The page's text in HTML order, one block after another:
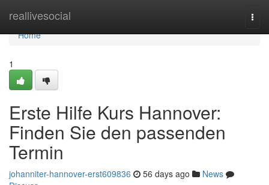
reallivesocial
Home
Home
1
Erste Hilfe Kurs Hannover:
Finden Sie den passenden
Termin
johanniter-hannover-erst609836 56 days ago
News